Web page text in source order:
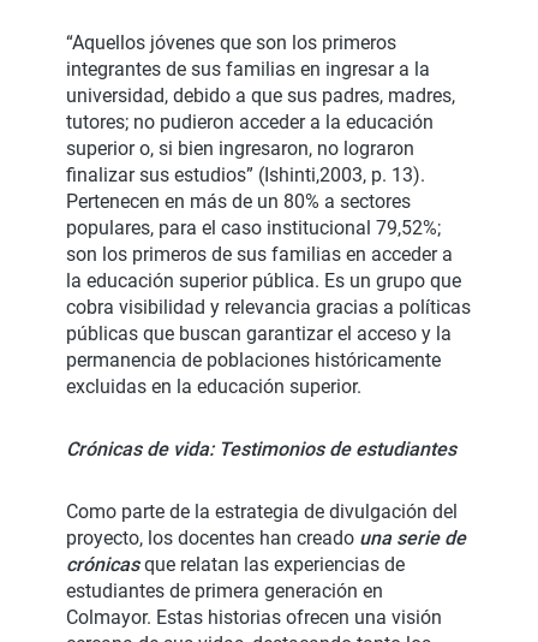
“Aquellos jóvenes que son los primeros
integrantes de sus familias en ingresar a la
universidad, debido a que sus padres, madres,
tutores; no pudieron acceder a la educación
superior o, si bien ingresaron, no lograron
finalizar sus estudios” (Ishinti,2003, p. 13).
Pertenecen en más de un 80% a sectores
populares, para el caso institucional 79,52%;
son los primeros de sus familias en acceder a
la educación superior pública. Es un grupo que
cobra visibilidad y relevancia gracias a políticas
públicas que buscan garantizar el acceso y la
permanencia de poblaciones históricamente
excluidas en la educación superior.
Crónicas de vida: Testimonios de estudiantes
Como parte de la estrategia de divulgación del
proyecto, los docentes han creado una serie de
crónicasque relatan las experiencias de
estudiantes de primera generación en
Colmayor. Estas historias ofrecen una visión